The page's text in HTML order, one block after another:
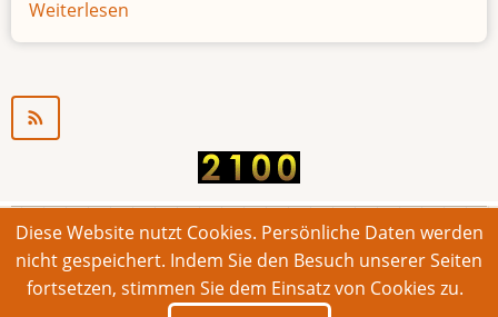
Weiterlesen
Jugendarbeitslosigkeit
© 2026 Bonner Aufruf. Alle Rechte vorbehalten.
Footer
Impressum Kontakt Intern
Diese Website nutzt Cookies. Persönliche Daten werden
nicht gespeichert. Indem Sie den Besuch unserer Seiten
fortsetzen, stimmen Sie dem Einsatz von Cookies zu.